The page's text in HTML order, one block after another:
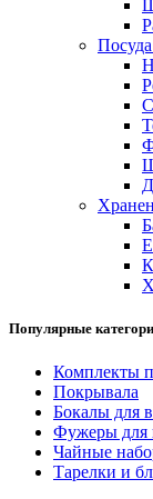
Популярные
Комплекты
Покрывала
Бокалы для
Фужеры для
Чайные
Тарелки и